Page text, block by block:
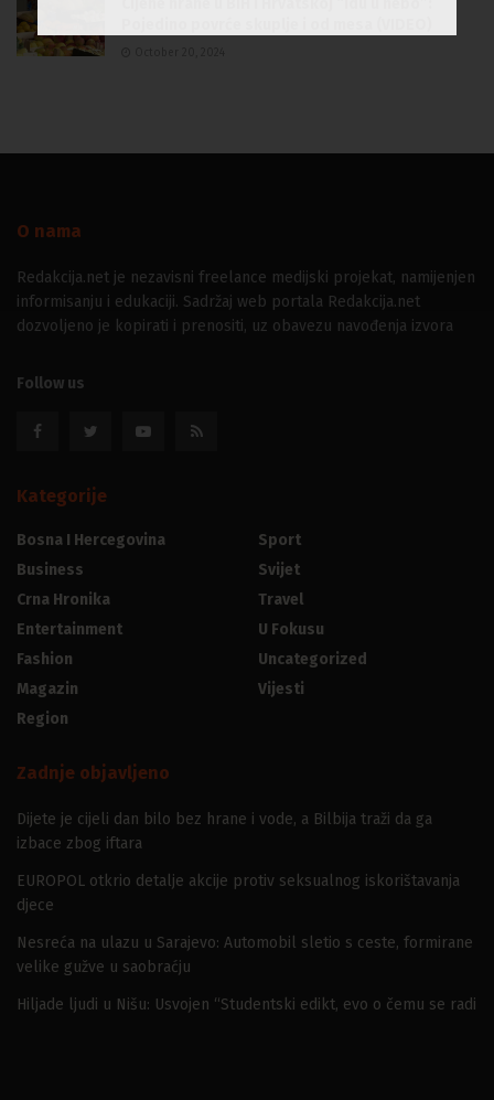
O nama
Redakcija.net je nezavisni freelance medijski projekat, namijenjen
informisanju i edukaciji. Sadržaj web portala Redakcija.net
dozvoljeno je kopirati i prenositi, uz obavezu navođenja izvora
Follow us
Kategorije
Bosna I Hercegovina
Business
Crna Hronika
Entertainment
Fashion
Magazin
Region
Sport
Svijet
Travel
U Fokusu
Uncategorized
Vijesti
Zadnje objavljeno
Dijete je cijeli dan bilo bez hrane i vode, a Bilbija traži da ga
izbace zbog iftara
EUROPOL otkrio detalje akcije protiv seksualnog iskorištavanja
djece
Nesreća na ulazu u Sarajevo: Automobil sletio s ceste, formirane
velike gužve u saobraćju
Hiljade ljudi u Nišu: Usvojen “Studentski edikt, evo o čemu se radi